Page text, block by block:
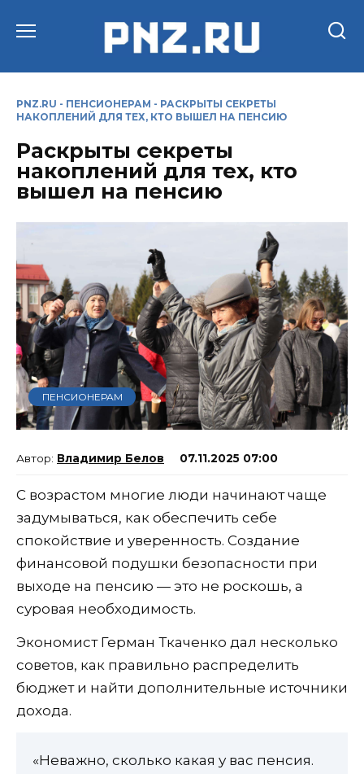
PNZ.RU - ПЕНСИОНЕРАМ - РАСКРЫТЫ СЕКРЕТЫ
НАКОПЛЕНИЙ ДЛЯ ТЕХ, КТО ВЫШЕЛ НА ПЕНСИЮ
Раскрыты секреты
накоплений для тех, кто
вышел на пенсию
ПЕНСИОНЕРАМ
Владимир Белов 07.11.2025 07:00
С возрастом многие люди начинают чаще
задумываться, как обеспечить себе
спокойствие и уверенность. Создание
финансовой подушки безопасности при
выходе на пенсию — это не роскошь, а
суровая необходимость.
Экономист Герман Ткаченко дал несколько
советов, как правильно распределить
бюджет и найти дополнительные источники
дохода.
«Неважно, сколько какая у вас пенсия.